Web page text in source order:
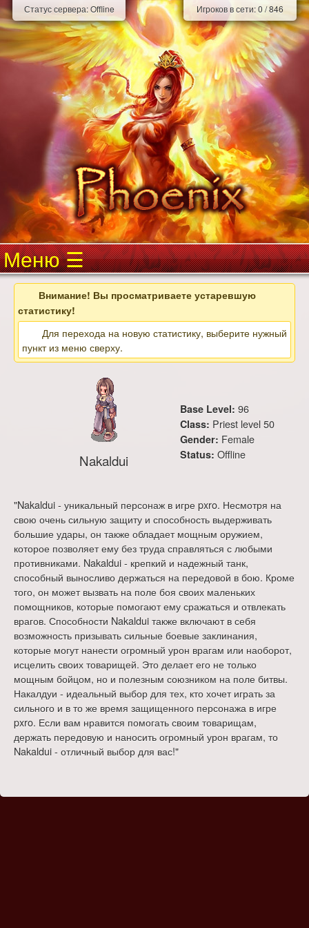
Статус сервера:Offline Игроков в сети:0 /846
Меню
Внимание! Вы просматриваете устаревшую
статистику!
Для перехода на новую статистику, выберите нужный
пункт из меню сверху.
Nakaldui
Base Level: 96
Class: Priest level 50
Gender: Female
Status: Offline
"Nakaldui - уникальный персонаж в игре pxro. Несмотря на
свою очень сильную защиту и способность выдерживать
большие удары, он также обладает мощным оружием,
которое позволяет ему без труда справляться с любыми
противниками. Nakaldui - крепкий и надежный танк,
способный выносливо держаться на передовой в бою. Кроме
того, он может вызвать на поле боя своих маленьких
помощников, которые помогают ему сражаться и отвлекать
врагов. Способности Nakaldui также включают в себя
возможность призывать сильные боевые заклинания,
которые могут нанести огромный урон врагам или наоборот,
исцелить своих товарищей. Это делает его не только
мощным бойцом, но и полезным союзником на поле битвы.
Накалдуи - идеальный выбор для тех, кто хочет играть за
сильного и в то же время защищенного персонажа в игре
pxro. Если вам нравится помогать своим товарищам,
держать передовую и наносить огромный урон врагам, то
Nakaldui - отличный выбор для вас!"